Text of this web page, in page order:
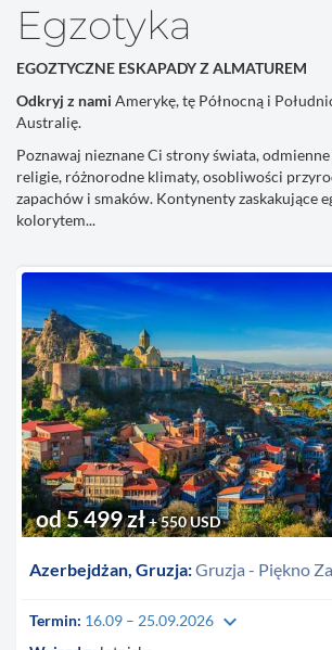
Egzotyka
EGOZTYCZNE ESKAPADY Z ALMATUREM
Odkryj z nami Amerykę, tę Północną i
Australię.
Poznawaj nieznane Ci strony świata,
religie, różnorodne klimaty, osobliwości
zapachów i smaków. Kontynenty zaskakujące
kolorytem...
Azerbejdżan, Gruzja:Gruzja - Piękno
od 5 499 zł+ 550 USD
Termin: 16.09 – 25.09.2026 keyboard_arrow_down